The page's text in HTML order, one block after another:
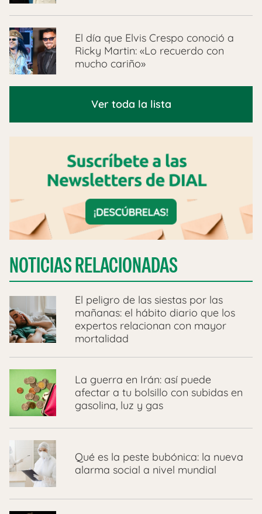
El día que Elvis Crespo conoció a
Ricky Martin: «Lo recuerdo con
mucho cariño»
Ver toda la lista
NOTICIAS RELACIONADAS
El peligro de las siestas por las
mañanas: el hábito diario que los
expertos relacionan con mayor
mortalidad
La guerra en Irán: así puede
afectar a tu bolsillo con subidas en
gasolina, luz y gas
Qué es la peste bubónica: la nueva
alarma social a nivel mundial